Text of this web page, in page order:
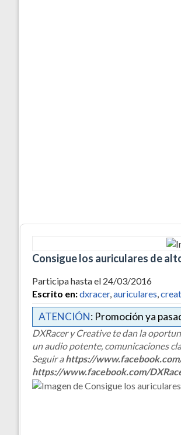
Consigue los auriculares de
Participa hasta el 24/03/2016
Escrito en:dxracer,auriculares,
ATENCIÓN: Promoción ya
DXRacer y Creative te dan la
un audio potente, comunicaciones
Seguir ahttps://
https://www.facebook.com/